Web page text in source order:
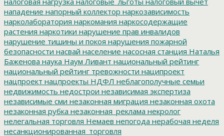
нападение напорный коллектор наркозависимость
нарколаборатория наркомания наркосодержащие
растения наркотики нарушение прав инвалидов
нарушение тишины и покоя нарушения пожарной
безопасности насвай население насосная станция Наталья
Баженова наука Наум Ливант национальный рейтинг
национальный рейтинг тревожности наципроект
нацпроект нацпроекты НДФЛ неблагополучные семьи
недвижимость недострои независимая экспертиза
независимые сми незаконная миграция незаконная охота
незаконная рубка незаконная_реклама некролог
нелегальная торговля Немаев непогода нерабочая неделя
несанкционированная_торговля